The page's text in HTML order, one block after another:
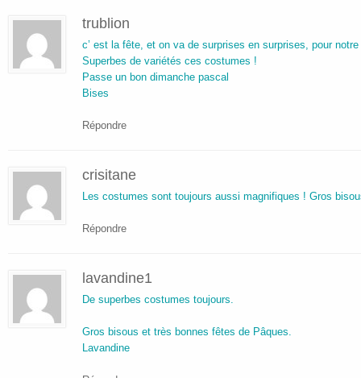
trublion
c’ est la fête, et on va de surprises en surprises, pour
Superbes de variétés ces costumes !
Passe un bon dimanche pascal
Bises
Répondre
crisitane
Les costumes sont toujours aussi magnifiques ! Gros
Répondre
lavandine1
De superbes costumes toujours.
Gros bisous et très bonnes fêtes de Pâques.
Lavandine